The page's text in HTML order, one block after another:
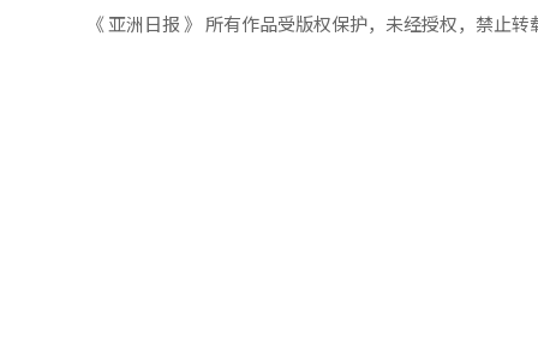
《 亚洲日报 》 所有作品受版权保护，未经授权，禁止转